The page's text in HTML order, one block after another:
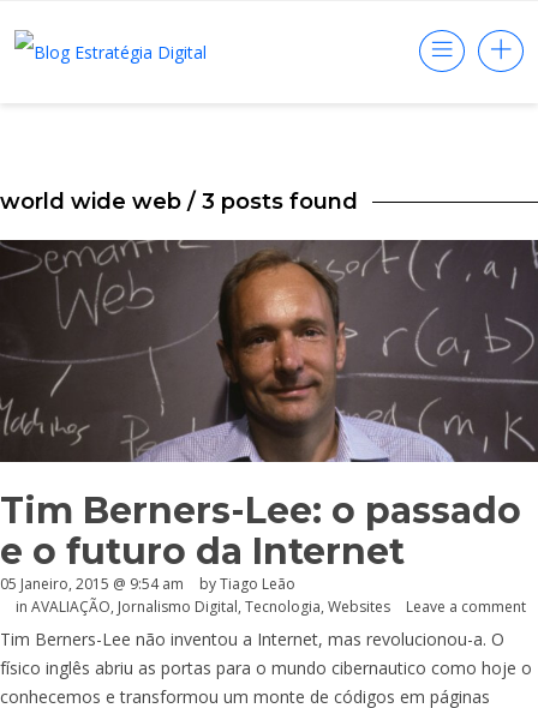
world wide web / 3 posts found
Tim Berners-Lee: o passado
e o futuro da Internet
05 Janeiro, 2015 @ 9:54 am
by Tiago Leão
in AVALIAÇÃO, Jornalismo Digital, Tecnologia, Websites Leave a comment
Tim Berners-Lee não inventou a Internet, mas revolucionou-a. O
físico inglês abriu as portas para o mundo cibernautico como hoje o
conhecemos e transformou um monte de códigos em páginas